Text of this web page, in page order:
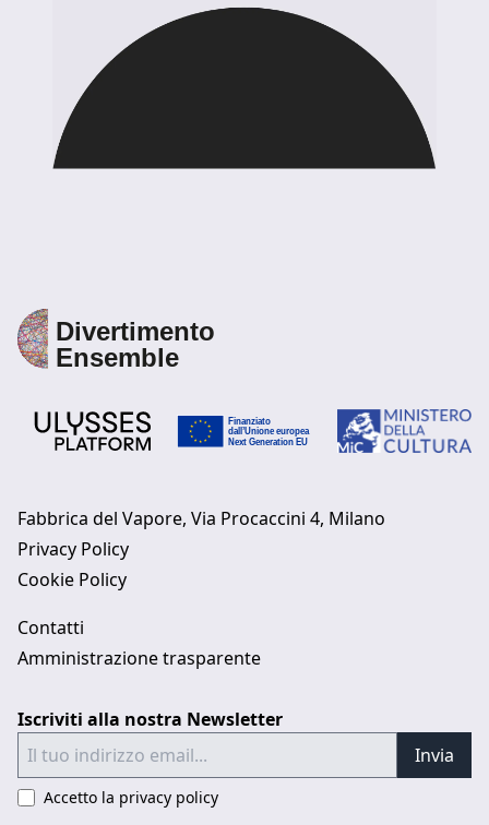
Fabbrica del Vapore, Via Procaccini 4, Milano
Privacy Policy
Cookie Policy
Contatti
Amministrazione trasparente
Iscriviti alla nostra Newsletter
Invia
Accetto la privacy policy